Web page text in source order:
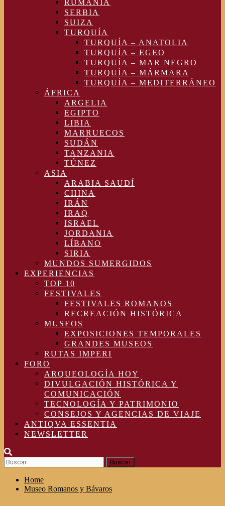
RUMANÍA
SERBIA
SUIZA
TURQUÍA
TURQUÍA – ANATOLIA
TURQUÍA – EGEO
TURQUÍA – MAR NEGRO
TURQUÍA – MÁRMARA
TURQUÍA – MEDITERRÁNEO
ÁFRICA
ARGELIA
EGIPTO
LIBIA
MARRUECOS
SUDÁN
TANZANIA
TÚNEZ
ASIA
ARABIA SAUDÍ
CHINA
IRÁN
IRAQ
ISRAEL
JORDANIA
LÍBANO
SIRIA
MUNDOS SUMERGIDOS
EXPERIENCIAS
TOP 10
FESTIVALES
FESTIVALES ROMANOS
RECREACIÓN HISTÓRICA
MUSEOS
EXPOSICIONES TEMPORALES
GRANDES MUSEOS
RUTAS IMPERI
FORO
ARQUEOLOGÍA HOY
DIVULGACIÓN HISTÓRICA Y
COMUNICACIÓN
TECNOLOGÍA Y PATRIMONIO
CONSEJOS Y AGENCIAS DE VIAJE
ANTIQVA ESSENTIA
NEWSLETTER
Buscar:
Home
Museo Romanos y Bávaros